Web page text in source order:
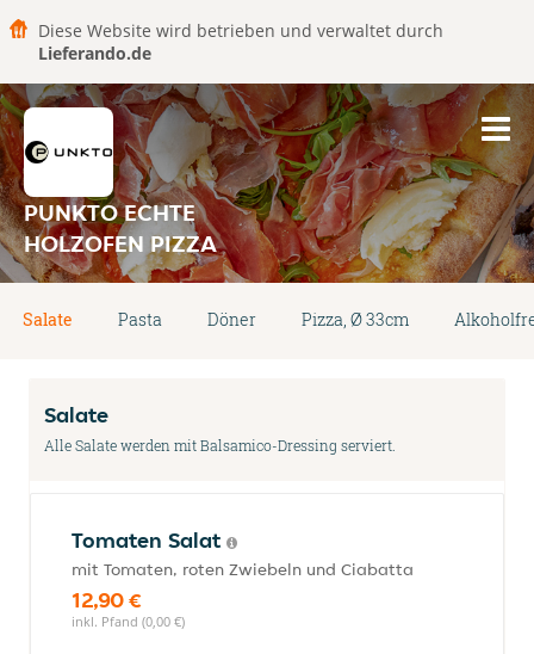
Diese Website wird betrieben und verwaltet durch
Lieferando.de
PUNKTO ECHTE
HOLZOFEN PIZZA
Salate Pasta Döner Pizza, Ø 33cm
Salate
Alle Salate werden mit Balsamico-Dressing serviert.
Tomaten Salat
mit Tomaten, roten Zwiebeln und Ciabatta
12,90 €
inkl. Pfand (0,00 €)